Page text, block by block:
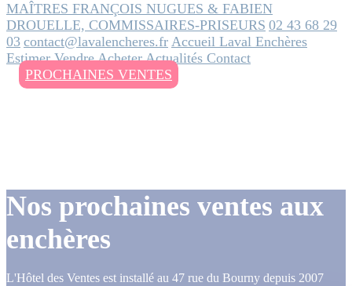
MAÎTRES FRANÇOIS NUGUES & FABIEN
DROUELLE, COMMISSAIRES-PRISEURS 02 43 68 29
03 contact@lavalencheres.fr Accueil Laval Enchères
EstimerVendreAcheterActualités Contact
PROCHAINES VENTES
Nos prochaines ventes aux
enchères
L'Hôtel des Ventes est installé au 47 rue du Bourny depuis 2007